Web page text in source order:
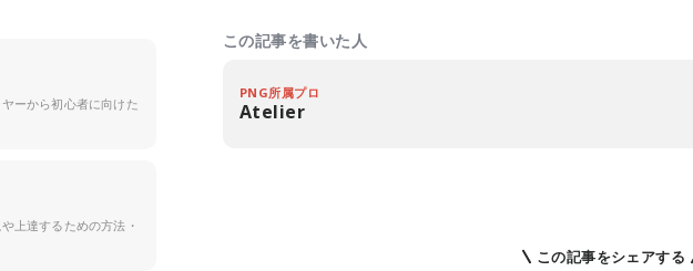
この記事を書いた人
PNG所属プロ
Atelier
この記事をシェアする
ーから初心者に向けた
上達するための方法・